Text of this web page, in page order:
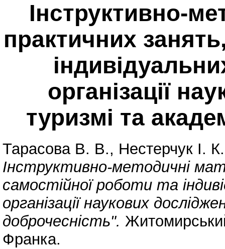
Інструктивно-
практичних
організації
туризмі та
Тарасова В. В., Нестерчук І. К.
Інструктивно-методичні
самостійної роботи та
організації наукових
доброчесність".
Франка.